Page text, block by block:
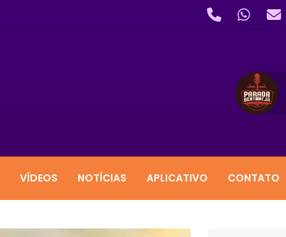
VÍDEOS NOTÍCIAS APLICATIVO CONTATO